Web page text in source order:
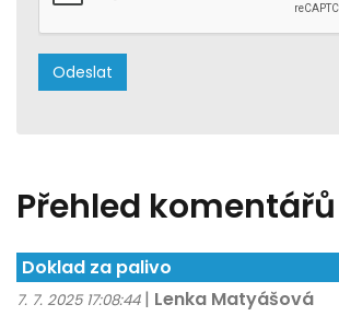
Přehled komentářů
Doklad za palivo
7. 7. 2025 17:08:44 | Lenka Matyášová